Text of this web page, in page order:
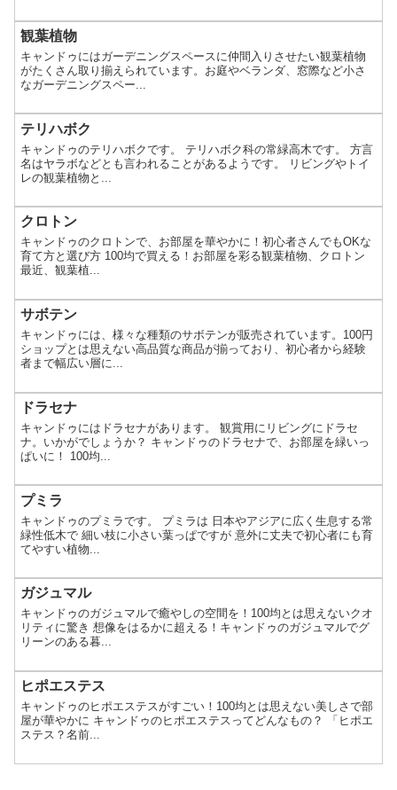
観葉植物
キャンドゥにはガーデニングスペースに仲間入りさせたい観葉植物
がたくさん取り揃えられています。お庭やベランダ、窓際など小さ
なガーデニングスペー...
テリハボク
キャンドゥのテリハボクです。 テリハボク科の常緑高木です。 方言
名はヤラボなどとも言われることがあるようです。 リビングやトイ
レの観葉植物と...
クロトン
キャンドゥのクロトンで、お部屋を華やかに！初心者さんでもOKな
育て方と選び方 100均で買える！お部屋を彩る観葉植物、クロトン
最近、観葉植...
サボテン
キャンドゥには、様々な種類のサボテンが販売されています。100円
ショップとは思えない高品質な商品が揃っており、初心者から経験
者まで幅広い層に...
ドラセナ
キャンドゥにはドラセナがあります。 観賞用にリビングにドラセ
ナ。いかがでしょうか？ キャンドゥのドラセナで、お部屋を緑いっ
ぱいに！ 100均...
プミラ
キャンドゥのプミラです。 プミラは 日本やアジアに広く生息する常
緑性低木で 細い枝に小さい葉っぱですが 意外に丈夫で初心者にも育
てやすい植物...
ガジュマル
キャンドゥのガジュマルで癒やしの空間を！100均とは思えないクオ
リティに驚き 想像をはるかに超える！キャンドゥのガジュマルでグ
リーンのある暮...
ヒポエステス
キャンドゥのヒポエステスがすごい！100均とは思えない美しさで部
屋が華やかに キャンドゥのヒポエステスってどんなもの？ 「ヒポエ
ステス？名前...